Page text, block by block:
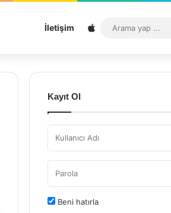
İletişim Sitemap
Kayıt Ol
Beni hatırla